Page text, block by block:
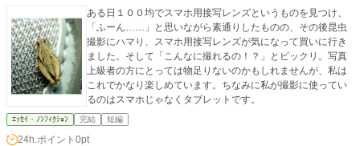
ある日１００均でスマホ用接写レンズというものを見つけ、
「ふーん……」と思いながら素通りしたものの、その後昆虫
撮影にハマり、スマホ用接写レンズが気になって買いに行き
ました。そして「こんなに撮れるの！？」とビックリ。写真
上級者の方にとっては物足りないのかもしれませんが、私は
これでかなり楽しめています。ちなみに私が撮影に使ってい
るのはスマホじゃなくタブレットです。
ｴｯｾｲ・ﾉﾝﾌｨｸｼｮﾝ 完結 短編
24h.ポイント 0pt